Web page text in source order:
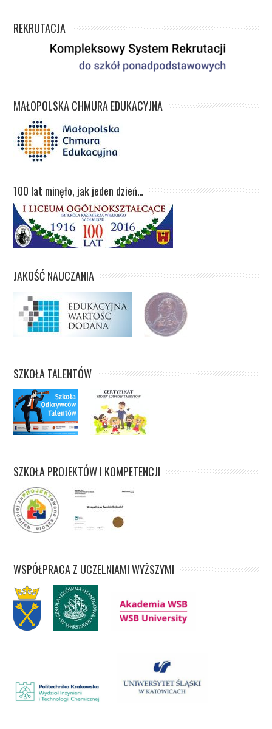
REKRUTACJA
MAŁOPOLSKA CHMURA EDUKACYJNA
100 lat minęło, jak jeden dzień…
JAKOŚĆ NAUCZANIA
SZKOŁA TALENTÓW
SZKOŁA PROJEKTÓW I KOMPETENCJI
WSPÓŁPRACA Z UCZELNIAMI WYŻSZYMI